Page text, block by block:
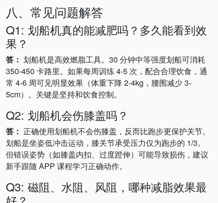
八、常见问题解答
Q1: 划船机真的能减肥吗？多久能看到效
果？
答： 划船机是高效燃脂工具。30 分钟中等强度划船可消耗
350-450 卡路里。如果每周训练 4-5 次，配合合理饮食，通
常 4-6 周可见明显效果（体重下降 2-4kg，腰围减少 3-
5cm）。关键是坚持和饮食控制。
Q2: 划船机会伤膝盖吗？
答： 正确使用划船机不会伤膝盖，反而比跑步更保护关节。
划船是坐姿低冲击运动，膝关节承受压力仅为跑步的 1/3。
但错误姿势（如膝盖内扣、过度蹬伸）可能导致损伤，建议
新手跟随 APP 课程学习正确动作。
Q3: 磁阻、水阻、风阻，哪种减脂效果最